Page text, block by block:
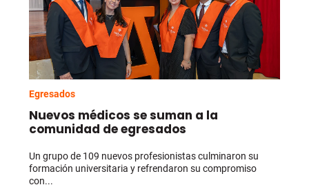
Egresados
Nuevos médicos se suman a la
comunidad de egresados
Un grupo de 109 nuevos profesionistas culminaron su
formación universitaria y refrendaron su compromiso
con...